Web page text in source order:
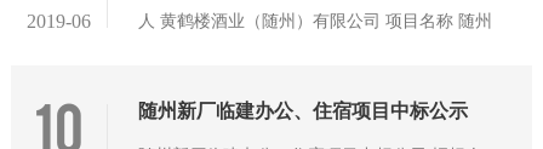
位小区；万科、万达、融创等高端楼盘小区；高
总表 二、投标人资格要求 （1）有独立法人资
2019-06
人 黄鹤楼酒业（随州）有限公司 项目名称 随州
低价法
10 随州新厂临建办公、住宿项目中标公示